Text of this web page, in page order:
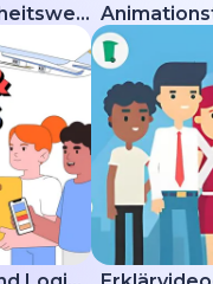
Erklärvideo-Toolkit Gesundheitswesen